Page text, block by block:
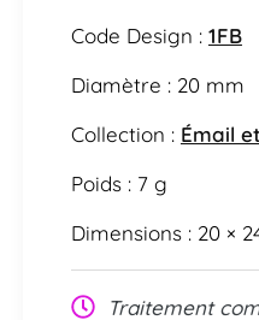
Code Design : 1FB
Diamètre : 20 mm
Collection : Émail
Poids : 7 g
Dimensions : 20 ×
Traitement